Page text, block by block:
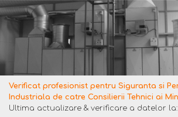
Verificat profesionist pentru Siguranta si
Industriala de catre Consilierii Tehnici ai
Ultima actualizare & verificare a datelor la: